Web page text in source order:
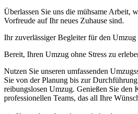
Überlassen Sie uns die mühsame Arbeit,
Vorfreude auf Ihr neues Zuhause sind.
Ihr zuverlässiger Begleiter für den Umzug
Bereit, Ihren Umzug ohne Stress zu
Nutzen Sie unseren umfassenden
Sie von der Planung bis zur
reibungslosen Umzug. Genießen Sie den
professionellen Teams, das all Ihre